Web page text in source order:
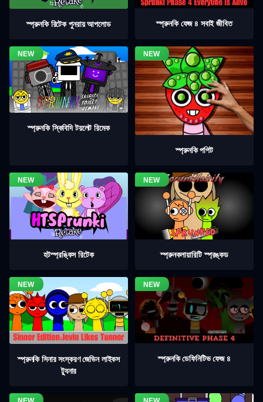
স্প্রুনকি রিটেক পুনরায় আপলোড স্প্রুনকি ফেজ ৪ সবাই জীবিত
স্প্রুনকি স্কিবিদি টয়লেট রিমেক
স্প্রুনকি পপিট
হটস্প্রঙ্কিস রিটেক স্প্রুনকলায়ারিটি স্প্রঙ্কড
স্প্রুনকি সিনার সংস্করণ জেভিন লাইকস
ট্যুনার
স্প্রুনকি ডেফিনিটিভ ফেজ ৪